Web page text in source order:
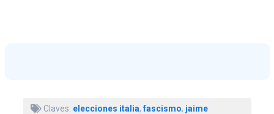
Claves: elecciones italia,fascismo, jaime